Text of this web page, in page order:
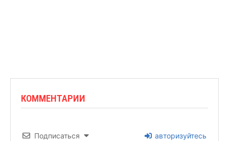
КОММЕНТАРИИ
Подписаться авторизуйтесь